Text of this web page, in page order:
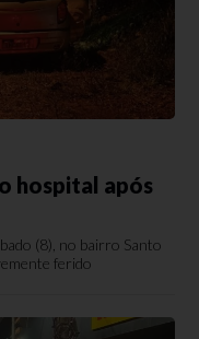
hospital após
(8), no bairro Santo
ferido